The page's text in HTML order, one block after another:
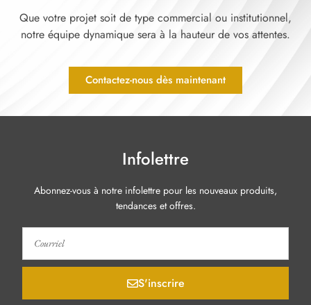
Que votre projet soit de type commercial ou institutionnel,
notre équipe dynamique sera à la hauteur de vos attentes.
Contactez-nous dès maintenant
Infolettre
Abonnez-vous à notre infolettre pour les nouveaux produits,
tendances et offres.
S'inscrire